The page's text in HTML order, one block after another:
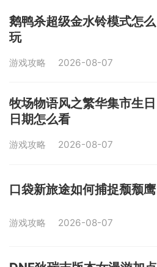
鹅鸭杀超级金水铃模式怎么
玩
游戏攻略 2026-08-07
牧场物语风之繁华集市生日
日期怎么看
游戏攻略 2026-08-07
口袋新旅途如何捕捉颓颓鹰
游戏攻略 2026-08-07